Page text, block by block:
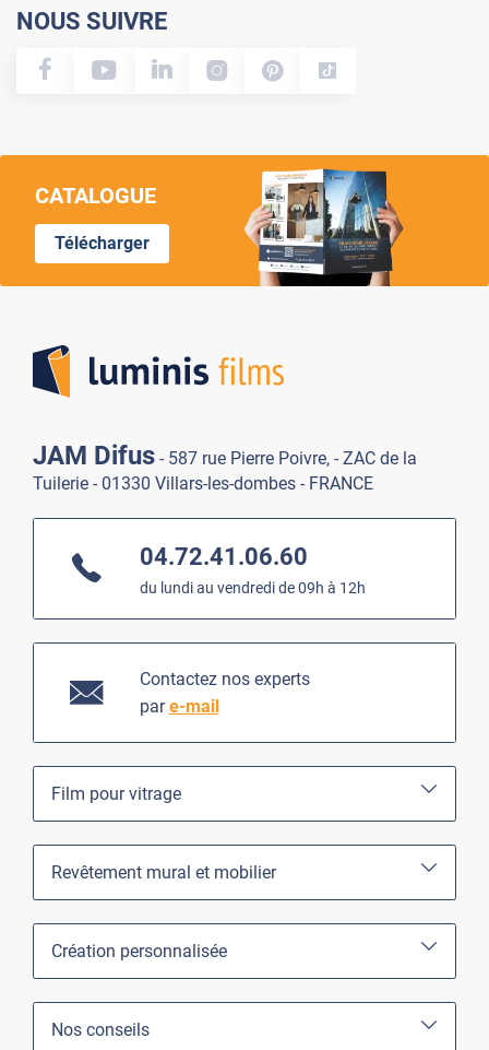
NOUS SUIVRE
CATALOGUE
Télécharger
JAM Difus - 587 rue Pierre Poivre, - ZAC de la
Tuilerie - 01330 Villars-les-dombes - FRANCE
04.72.41.06.60
du lundi au vendredi de 09h à 12h
Contactez nos experts
pare-mail
Film pour vitrage
Revêtement mural et mobilier
Création personnalisée
Nos conseils